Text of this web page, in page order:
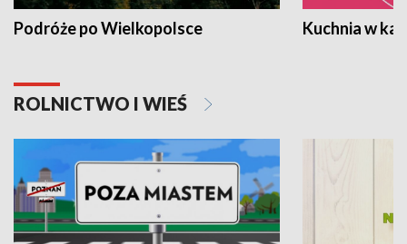
Podróże po Wielkopolsce Kuchnia w
ROLNICTWO I WIEŚ